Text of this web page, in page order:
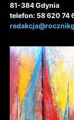
81-384 Gdynia
telefon: 58 620 74